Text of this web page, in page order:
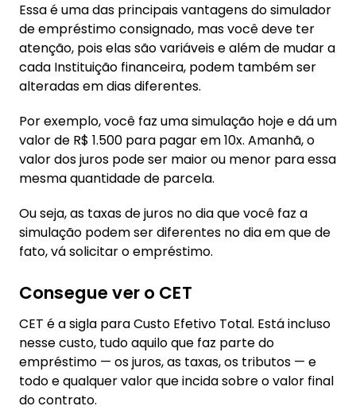
Essa é uma das principais vantagens do simulador
de empréstimo consignado, mas você deve ter
atenção, pois elas são variáveis e além de mudar a
cada Instituição financeira, podem também ser
alteradas em dias diferentes.
Por exemplo, você faz uma simulação hoje e dá um
valor de R$ 1.500 para pagar em 10x. Amanhã, o
valor dos juros pode ser maior ou menor para essa
mesma quantidade de parcela.
Ou seja, as taxas de juros no dia que você faz a
simulação podem ser diferentes no dia em que de
fato, vá solicitar o empréstimo.
Consegue ver o CET
CET é a sigla para Custo Efetivo Total. Está incluso
nesse custo, tudo aquilo que faz parte do
empréstimo — os juros, as taxas, os tributos — e
todo e qualquer valor que incida sobre o valor final
do contrato.